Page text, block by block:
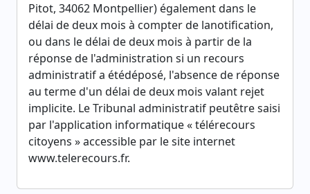
Pitot, 34062 Montpellier) également dans le
délai de deux mois à compter de lanotification,
ou dans le délai de deux mois à partir de la
réponse de l'administration si un recours
administratif a étédéposé, l'absence de réponse
au terme d'un délai de deux mois valant rejet
implicite. Le Tribunal administratif peutêtre saisi
par l'application informatique « télérecours
citoyens » accessible par le site internet
www.telerecours.fr.